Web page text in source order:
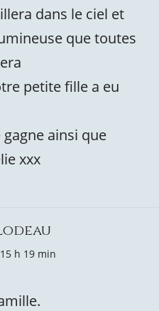
dans le ciel et
que toutes
petite fille a eu
ainsi que
xxx
h 19 min